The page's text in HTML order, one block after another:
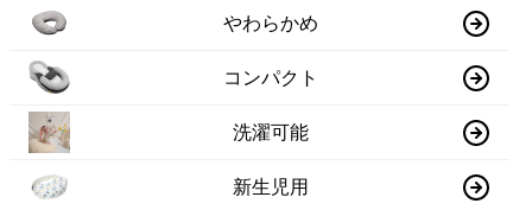
やわらかめ
コンパクト
洗濯可能
新生児用